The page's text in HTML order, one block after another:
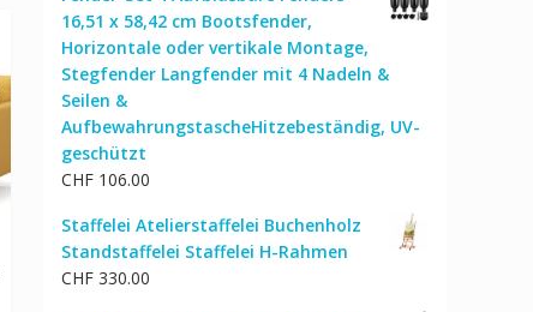
16,51 x 58,42 cm Bootsfender,
Horizontale oder vertikale Montage,
Stegfender Langfender mit 4 Nadeln &
Seilen &
AufbewahrungstascheHitzebeständig, UV-
geschützt
CHF 106.00
Staffelei Atelierstaffelei Buchenholz
Standstaffelei Staffelei H-Rahmen
CHF 330.00